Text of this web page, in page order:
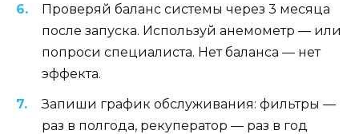
Проверяй баланс системы через 3 месяца
после запуска. Используй анемометр — или
попроси специалиста. Нет баланса — нет
эффекта.
Запиши график обслуживания: фильтры —
раз в полгода, рекуператор — раз в год